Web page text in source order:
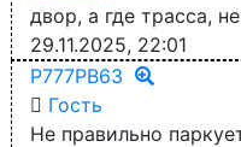
двор, а где трасса,
29.11.2025, 22:01
Р777РВ63
Гость
Не правильно